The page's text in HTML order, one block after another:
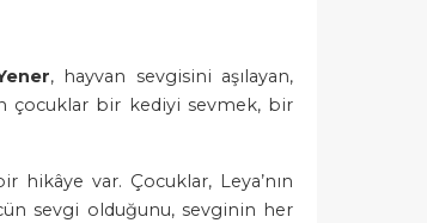
, hayvan sevgisini aşılayan,
çocuklar bir kediyi sevmek, bir
hikâye var. Çocuklar, Leya’nın
sevgi olduğunu, sevginin her